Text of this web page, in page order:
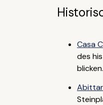
Casa
des